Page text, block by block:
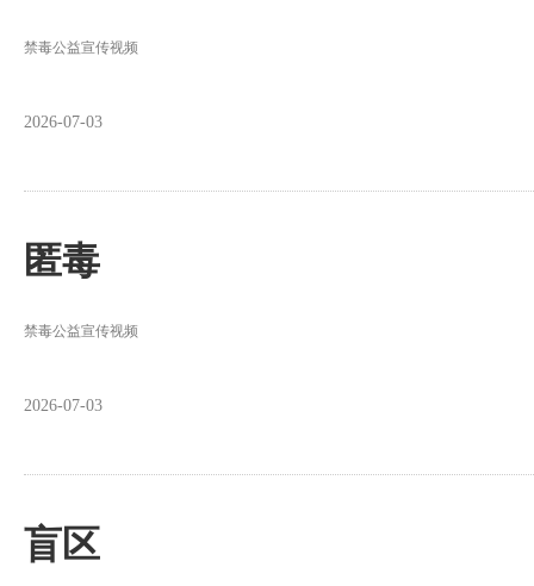
禁毒公益宣传视频
2026-07-03
匿毒
禁毒公益宣传视频
2026-07-03
盲区